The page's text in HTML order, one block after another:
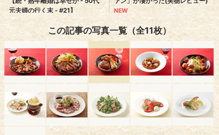
この記事の写真一覧（全11枚）